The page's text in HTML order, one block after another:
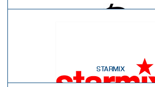
STARMIX